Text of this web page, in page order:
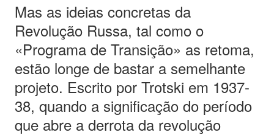
Mas as ideias concretas da
Revolução Russa, tal como o
«Programa de Transição» as retoma,
estão longe de bastar a semelhante
projeto. Escrito por Trotski em 1937-
38, quando a significação do período
que abre a derrota da revolução